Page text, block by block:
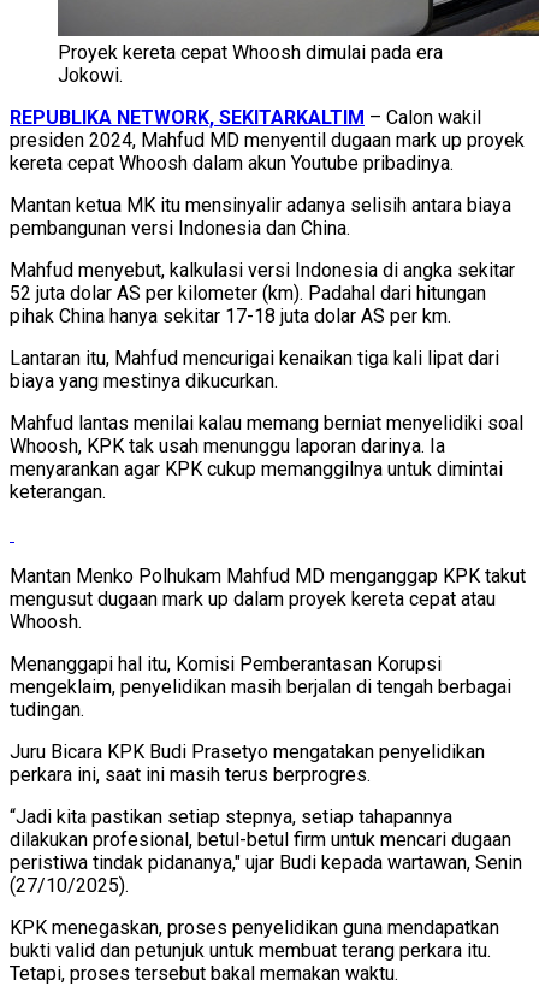
Proyek kereta cepat Whoosh dimulai pada era
Jokowi.
REPUBLIKA NETWORK, SEKITARKALTIM – Calon wakil
presiden 2024, Mahfud MD menyentil dugaan mark up proyek
kereta cepat Whoosh dalam akun Youtube pribadinya.
Mantan ketua MK itu mensinyalir adanya selisih antara biaya
pembangunan versi Indonesia dan China.
Mahfud menyebut, kalkulasi versi Indonesia di angka sekitar
52 juta dolar AS per kilometer (km). Padahal dari hitungan
pihak China hanya sekitar 17-18 juta dolar AS per km.
Lantaran itu, Mahfud mencurigai kenaikan tiga kali lipat dari
biaya yang mestinya dikucurkan.
Mahfud lantas menilai kalau memang berniat menyelidiki soal
Whoosh, KPK tak usah menunggu laporan darinya. Ia
menyarankan agar KPK cukup memanggilnya untuk dimintai
keterangan.
Mantan Menko Polhukam Mahfud MD menganggap KPK takut
mengusut dugaan mark up dalam proyek kereta cepat atau
Whoosh.
Menanggapi hal itu, Komisi Pemberantasan Korupsi
mengeklaim, penyelidikan masih berjalan di tengah berbagai
tudingan.
Juru Bicara KPK Budi Prasetyo mengatakan penyelidikan
perkara ini, saat ini masih terus berprogres.
“Jadi kita pastikan setiap stepnya, setiap tahapannya
dilakukan profesional, betul-betul firm untuk mencari dugaan
peristiwa tindak pidananya," ujar Budi kepada wartawan, Senin
(27/10/2025).
KPK menegaskan, proses penyelidikan guna mendapatkan
bukti valid dan petunjuk untuk membuat terang perkara itu.
Tetapi, proses tersebut bakal memakan waktu.